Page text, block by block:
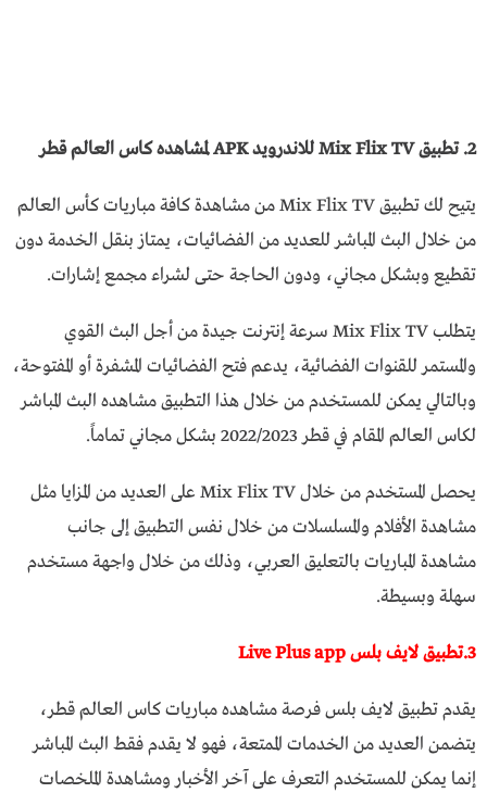
2. تطبيق Mix Flix TV للاندرويد APK لمشاهده كاس العالم قطر
يتيح لك تطبيق Mix Flix TV من مشاهدة كافة مباريات كأس العالم
من خلال البث المباشر للعديد من الفضائيات، يمتاز بنقل الخدمة دون
تقطيع وبشكل مجاني، ودون الحاجة حتى لشراء مجمع إشارات.
يتطلب Mix Flix TV سرعة إنترنت جيدة من أجل البث القوي
والمستمر للقنوات الفضائية، يدعم فتح الفضائيات المشفرة أو المفتوحة،
وبالتالي يمكن للمستخدم من خلال هذا التطبيق مشاهده البث المباشر
لكاس العالم المقام في قطر 2022/2023 بشكل مجاني تماماً.
يحصل المستخدم من خلال Mix Flix TV على العديد من المزايا مثل
مشاهدة الأفلام والمسلسلات من خلال نفس التطبيق إلى جانب
مشاهدة المباريات بالتعليق العربي، وذلك من خلال واجهة مستخدم
سهلة وبسيطة.
3.تطبيق لايف بلس Live Plus app
يقدم تطبيق لايف بلس فرصة مشاهده مباريات كاس العالم قطر،
يتضمن العديد من الخدمات الممتعة، فهو لا يقدم فقط البث المباشر
إنما يمكن للمستخدم التعرف على آخر الأخبار ومشاهدة الملخصات